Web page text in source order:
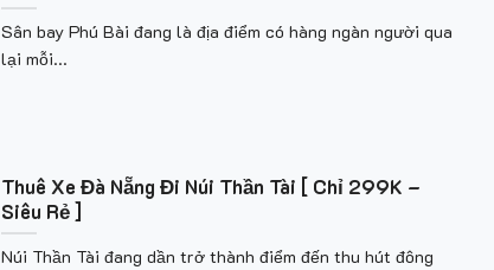
Sân bay Phú Bài đang là địa điểm có hàng ngàn người qua
lại mỗi...
Thuê Xe Đà Nẵng Đi Núi Thần Tài [ Chỉ 299K –
Siêu Rẻ ]
Núi Thần Tài đang dần trở thành điểm đến thu hút đông